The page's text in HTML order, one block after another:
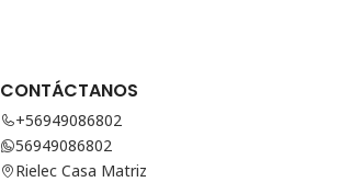
CONTÁCTANOS
+56949086802
56949086802
Rielec Casa Matriz